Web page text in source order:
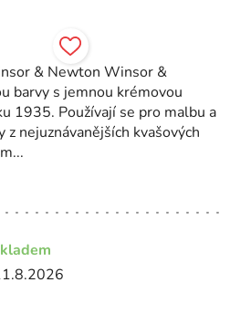
& Newton Winsor &
barvy s jemnou krémovou
1935. Používají se pro malbu a
nejuznávanějších kvašových